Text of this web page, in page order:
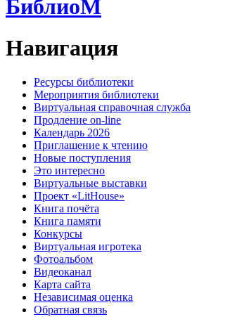
БиблиоМ
Навигация
Ресурсы библиотеки
Мероприятия библиотеки
Виртуальная справочная служба
Продление on-line
Календарь 2026
Приглашение к чтению
Новые поступления
Это интересно
Виртуальные выставки
Проект «LitHouse»
Книга почёта
Книга памяти
Конкурсы
Виртуальная игротека
Фотоальбом
Видеоканал
Карта сайта
Независимая оценка
Обратная связь